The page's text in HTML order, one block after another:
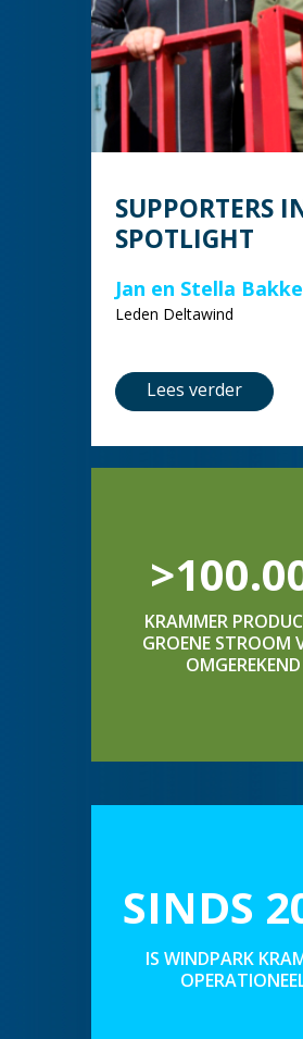
SUPPORTERS
SPOTLIGHT
Jan en Stella
Leden Deltawind
Lees verder
KRAMMER
GROENE STROOM
OMGEREKEND
SINDS
IS WINDPARK